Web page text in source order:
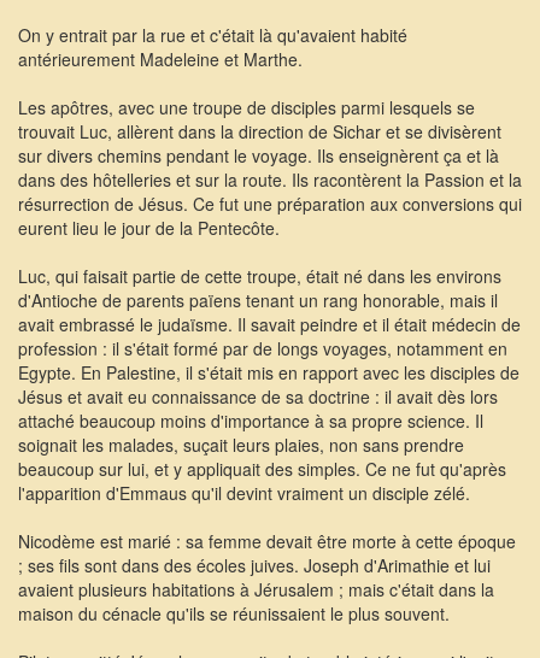
On y entrait par la rue et c'était là qu'avaient habité
antérieurement Madeleine et Marthe.
Les apôtres, avec une troupe de disciples parmi lesquels se
trouvait Luc, allèrent dans la direction de Sichar et se divisèrent
sur divers chemins pendant le voyage. Ils enseignèrent ça et là
dans des hôtelleries et sur la route. Ils racontèrent la Passion et la
résurrection de Jésus. Ce fut une préparation aux conversions qui
eurent lieu le jour de la Pentecôte.
Luc, qui faisait partie de cette troupe, était né dans les environs
d'Antioche de parents païens tenant un rang honorable, mais il
avait embrassé le judaïsme. Il savait peindre et il était médecin de
profession : il s'était formé par de longs voyages, notamment en
Egypte. En Palestine, il s'était mis en rapport avec les disciples de
Jésus et avait eu connaissance de sa doctrine : il avait dès lors
attaché beaucoup moins d'importance à sa propre science. Il
soignait les malades, suçait leurs plaies, non sans prendre
beaucoup sur lui, et y appliquait des simples. Ce ne fut qu'après
l'apparition d'Emmaus qu'il devint vraiment un disciple zélé.
Nicodème est marié : sa femme devait être morte à cette époque
; ses fils sont dans des écoles juives. Joseph d'Arimathie et lui
avaient plusieurs habitations à Jérusalem ; mais c'était dans la
maison du cénacle qu'ils se réunissaient le plus souvent.